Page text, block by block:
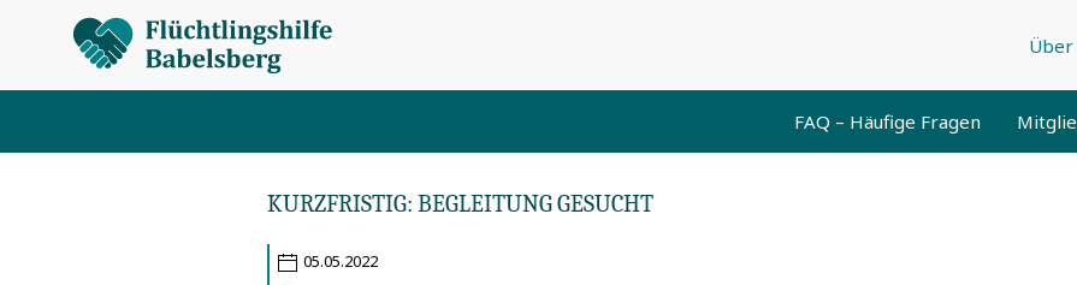
Über
FAQ – Häufige Fragen
KURZFRISTIG: BEGLEITUNG GESUCHT
05.05.2022